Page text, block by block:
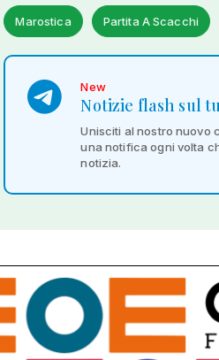
Marostica Partita A Scacchi
New
Notizie flash sul
Unisciti al nostro nuovo
una notifica ogni volta
notizia.